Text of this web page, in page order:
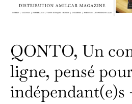
QONTO, Un
ligne, pensé